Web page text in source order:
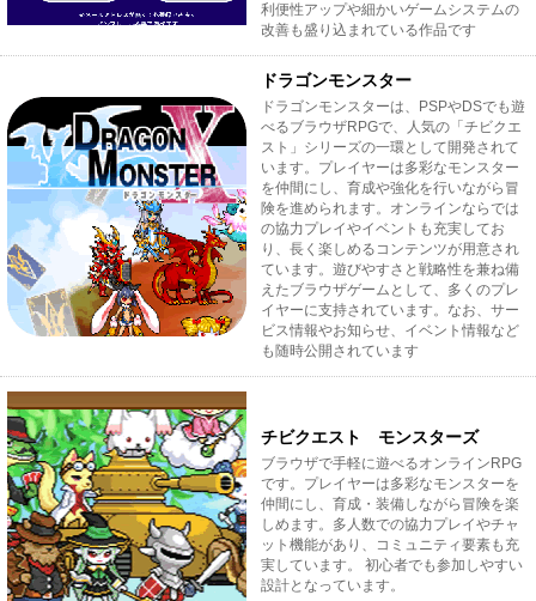
利便性アップや細かいゲームシステムの
改善も盛り込まれている作品です
ドラゴンモンスター
ドラゴンモンスターは、PSPやDSでも遊
べるブラウザRPGで、人気の「チビクエ
スト」シリーズの一環として開発されて
います。プレイヤーは多彩なモンスター
を仲間にし、育成や強化を行いながら冒
険を進められます。オンラインならでは
の協力プレイやイベントも充実してお
り、長く楽しめるコンテンツが用意され
ています。遊びやすさと戦略性を兼ね備
えたブラウザゲームとして、多くのプレ
イヤーに支持されています。なお、サー
ビス情報やお知らせ、イベント情報など
も随時公開されています
チビクエスト モンスターズ
ブラウザで手軽に遊べるオンラインRPG
です。プレイヤーは多彩なモンスターを
仲間にし、育成・装備しながら冒険を楽
しめます。多人数での協力プレイやチャ
ット機能があり、コミュニティ要素も充
実しています。 初心者でも参加しやすい
設計となっています。